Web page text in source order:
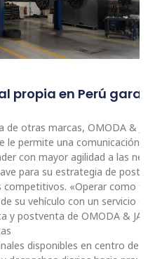
propia en Perú
de otras marcas, OMODA &
le permite una comunicación
con mayor agilidad a las
para su estrategia de
«Operar como
su vehículo con un servicio
y postventa de OMODA &
disponibles en centro de